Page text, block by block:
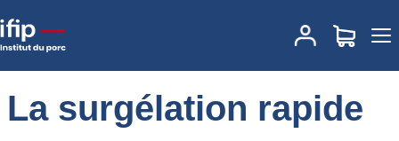
Accueil
La surgélation rapide en test pour les viandes et
les produits carnés
La surgélation rapide